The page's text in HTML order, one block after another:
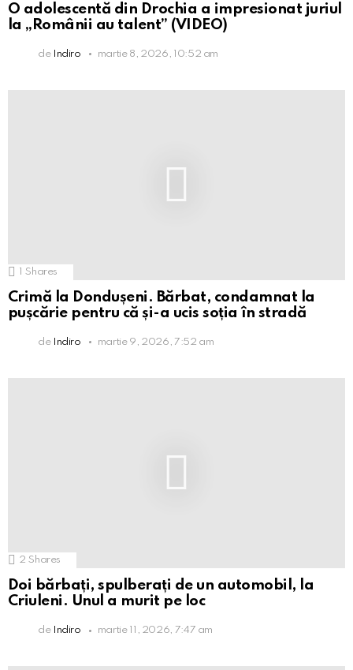
O adolescentă din Drochia a impresionat juriul
la „Românii au talent” (VIDEO)
de Indiro martie 8, 2026, 10:52 am
Shares
Crimă la Dondușeni. Bărbat, condamnat la
pușcărie pentru că și-a ucis soția în stradă
de Indiro martie 9, 2026, 7:52 am
2 Shares
Doi bărbați, spulberați de un automobil, la
Criuleni. Unul a murit pe loc
de Indiro martie 11, 2026, 7:47 am